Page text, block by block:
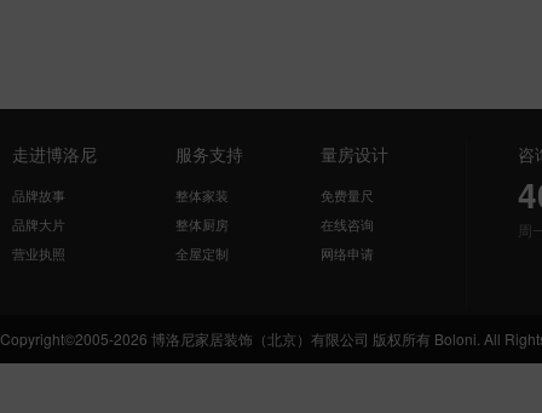
走进博洛尼
品牌故事
品牌大片
营业执照
服务支持
整体家装
整体厨房
全屋定制
量房设计
免费量尺
在线咨询
网络申请
咨
周
Copyright©2005-2026 博洛尼家居装饰（北京）有限公司 版权所有 Boloni. All